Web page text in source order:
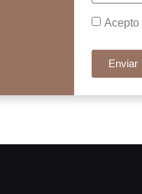
Acepto
Enviar